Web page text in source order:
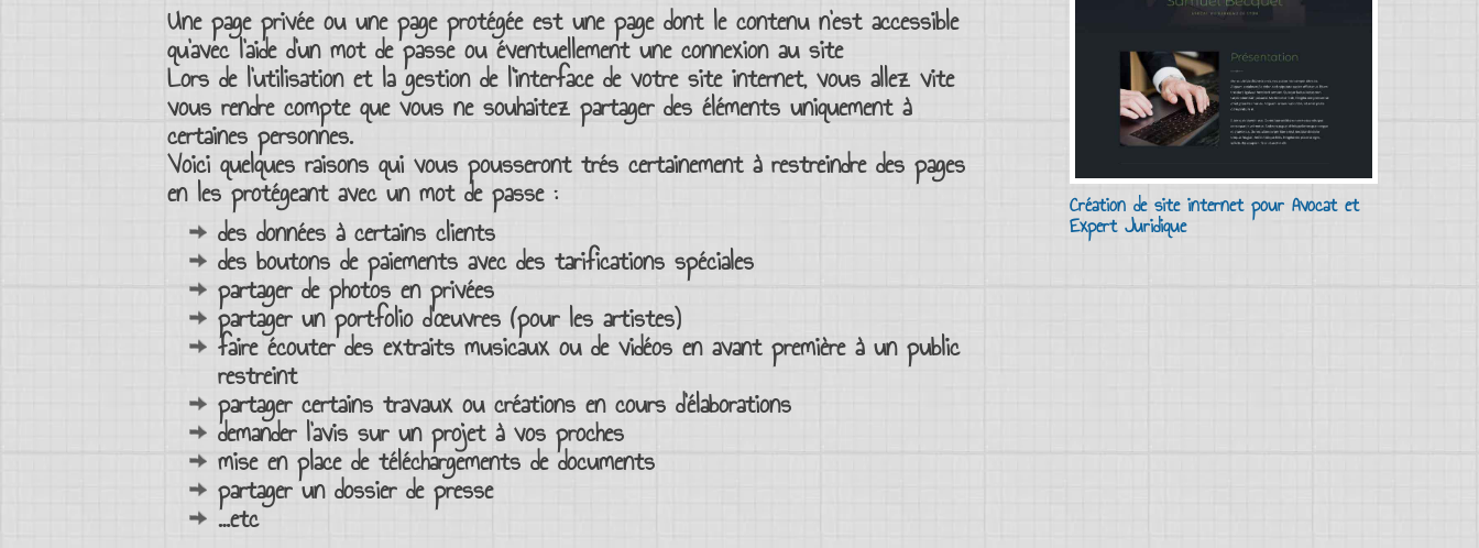
Une page privéeou une page protégéeest une page dont le contenu n’est accessible
qu’avec l’aide d’un mot de passeou éventuellement une connexion au site
Lors de l’utilisation et lagestion de l’interface de votre site internet, vous allez vite
vous rendre compte que vous ne souhaitez partager des éléments uniquement à
certaines personnes.
Voici quelques raisons qui vous pousseront trés certainement à restreindre des pages
en lesprotégeant avec un mot de passe:
des données à certains clients
des boutons de paiements avec des tarifications spéciales
partager de photos en privées
partager un portfolio d’œuvres (pour les artistes)
faire écouter des extraits musicaux ou de vidéos en avant première à un public
restreint
partager certains travaux ou créations en cours d’élaborations
demander l’avis sur un projet à vos proches
mise en place de téléchargements de documents
partager un dossier de presse
…etc
Création de site internet pour Avocat et
Expert Juridique